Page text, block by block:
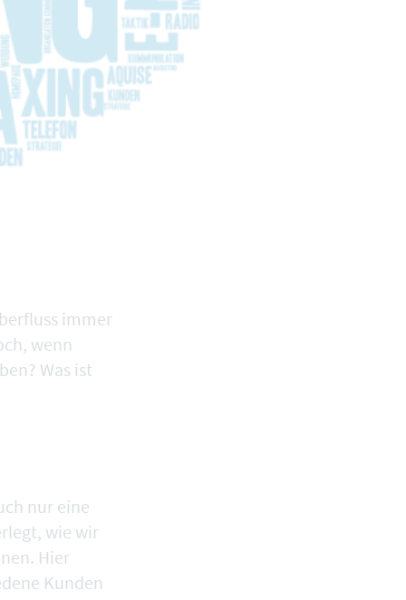
immer
wenn
Was ist
nur eine
wie wir
Hier
Kunden